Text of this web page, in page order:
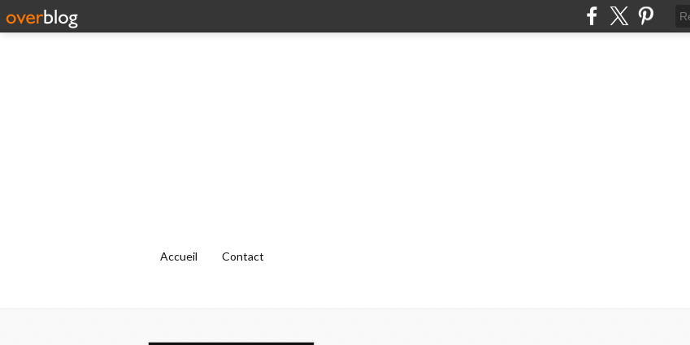
Accueil Contact